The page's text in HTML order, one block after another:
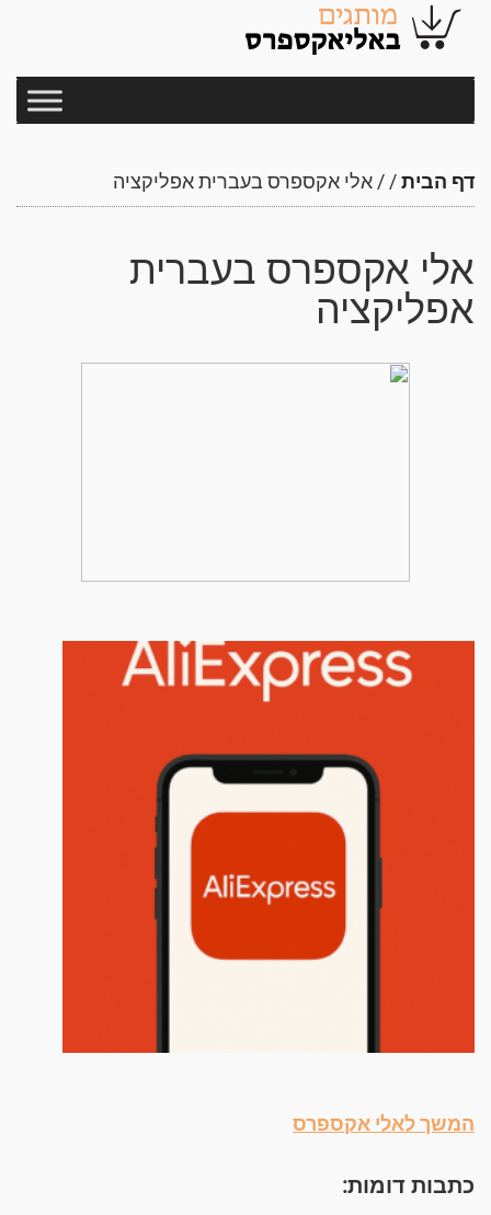
דף הבית/
/ אלי אקספרס בעברית אפליקציה
אלי אקספרס בעברית
אפליקציה
המשך לאלי אקספרס
כתבות דומות: